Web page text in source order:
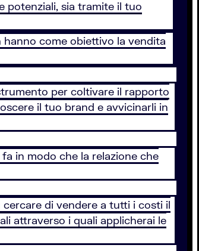
potenziali, sia tramite il tuo
come obiettivo la vendita
per coltivare il rapporto
il tuo brand e avvicinarli in
in modo che la relazione che
di vendere a tutti i costi il
attraverso i quali applicherai le